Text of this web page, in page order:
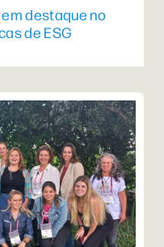
destaque no
de ESG